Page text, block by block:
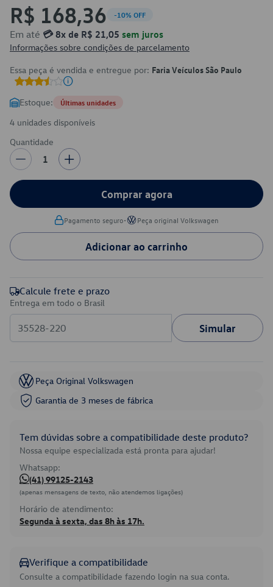
R$ 168,36 -10% OFF
Em até 💳 8x de R$ 21,05 sem juros
Informações sobre condições de parcelamento
Essa peça é vendida e entregue por: Faria Veículos São Paulo
Estoque: Últimas unidades
4 unidades disponíveis
Quantidade
1
Comprar agora
Pagamento seguro• Peça original Volkswagen
Adicionar ao carrinho
Calcule frete e prazo
Entrega em todo o Brasil
Simular
Peça Original Volkswagen
Garantia de 3 meses de fábrica
Tem dúvidas sobre a compatibilidade deste produto?
Nossa equipe especializada está pronta para ajudar!
Whatsapp:
(41) 99125-2143
(apenas mensagens de texto, não atendemos ligações)
Horário de atendimento:
Segunda à sexta, das 8h às 17h.
Verifique a compatibilidade
Consulte a compatibilidade fazendo login na sua conta.